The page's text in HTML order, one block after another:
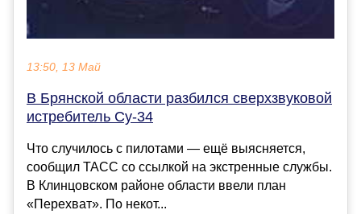
13:50, 13 Май
В Брянской области разбился сверхзвуковой
истребитель Су-34
Что случилось с пилотами — ещё выясняется,
сообщил ТАСС со ссылкой на экстренные службы.
В Клинцовском районе области ввели план
«Перехват». По некот...